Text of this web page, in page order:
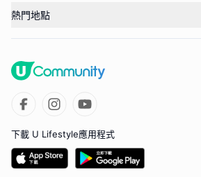
熱門地點
下載 U Lifestyle應用程式